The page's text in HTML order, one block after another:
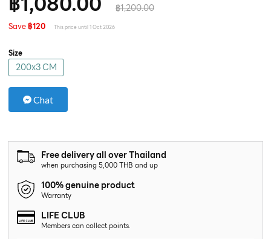
฿1,200.00
Save฿120 This price until 1 Oct 2026
Size
200x3 CM
Chat
Free delivery all over Thailand
when purchasing 5,000 THB and up
100% genuine product
Warranty
LIFE CLUB
Members can collect points.